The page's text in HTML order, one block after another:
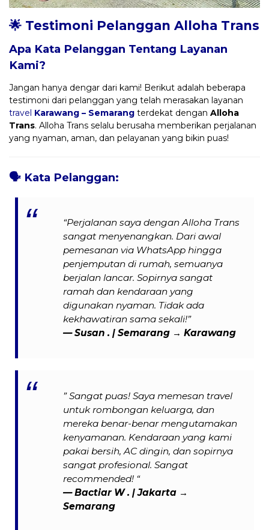
🌟 Testimoni Pelanggan Alloha Trans
Apa Kata Pelanggan Tentang Layanan
Kami?
Jangan hanya dengar dari kami! Berikut adalah beberapa
testimoni dari pelanggan yang telah merasakan layanan
travel Karawang – Semarang terdekat dengan Alloha
Trans. Alloha Trans selalu berusaha memberikan perjalanan
yang nyaman, aman, dan pelayanan yang bikin puas!
🗣️ Kata Pelanggan:
“Perjalanan saya dengan Alloha Trans
sangat menyenangkan. Dari awal
pemesanan via WhatsApp hingga
penjemputan di rumah, semuanya
berjalan lancar. Sopirnya sangat
ramah dan kendaraan yang
digunakan nyaman. Tidak ada
kekhawatiran sama sekali!”
— Susan . | Semarang → Karawang
” Sangat puas! Saya memesan travel
untuk rombongan keluarga, dan
mereka benar-benar mengutamakan
kenyamanan. Kendaraan yang kami
pakai bersih, AC dingin, dan sopirnya
sangat profesional. Sangat
recommended! “
— Bactiar W . | Jakarta →
Semarang